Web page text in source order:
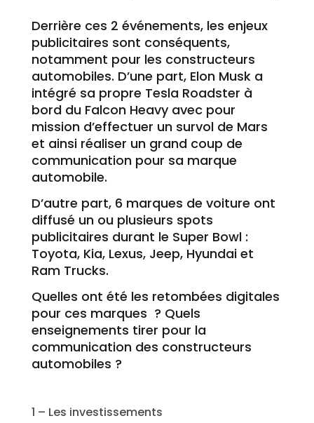
Derrière ces 2 événements, les enjeux
publicitaires sont conséquents,
notamment pour les constructeurs
automobiles. D’une part, Elon Musk a
intégré sa propre Tesla Roadster à
bord du Falcon Heavy avec pour
mission d’effectuer un survol de Mars
et ainsi réaliser un grand coup de
communication pour sa marque
automobile.
D’autre part, 6 marques de voiture ont
diffusé un ou plusieurs spots
publicitaires durant le Super Bowl :
Toyota, Kia, Lexus, Jeep, Hyundai et
Ram Trucks.
Quelles ont été les retombées digitales
pour ces marques ? Quels
enseignements tirer pour la
communication des constructeurs
automobiles ?
1 – Les investissements